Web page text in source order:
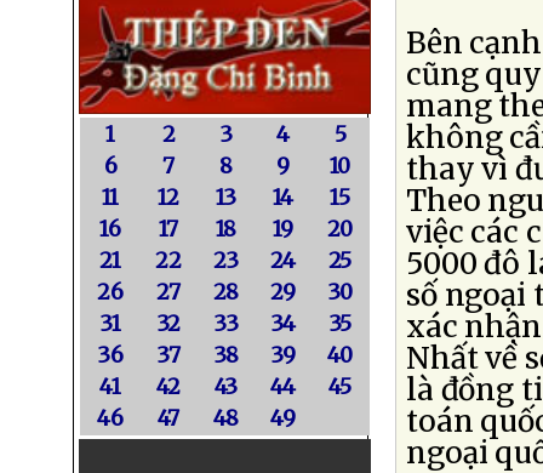
1 2 3 4
5
6
7 8 9
10
11
12 13 14
15
16
17 18 19
20
21
22 23 24
25
26
27 28 29
30
31
32 33 34
35
36
37 38 39
40
41
42 43 44
45
46
47 48 49
Bên
cũng
mang
không
thay vì
Theo
việc các
5000 đô
số ngoại
xác
Nhất về
là đồng
toán
ngoại